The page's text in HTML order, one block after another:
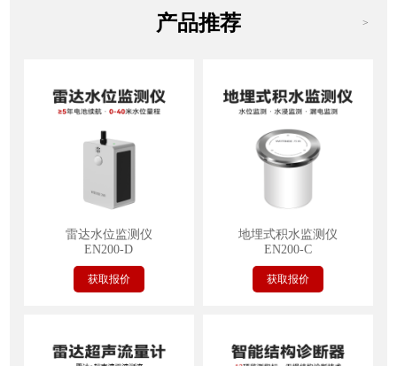
产品推荐 >
雷达水位监测仪
EN200-D
获取报价
地埋式积水监测仪
EN200-C
获取报价